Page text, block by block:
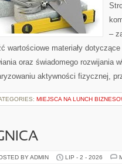
–
wartościowe materiały
oraz świadomego rozwijania
aktywności fizycznej,
MIEJSCA NA LUNCH
BY ADMIN LIP - 2 - 2026